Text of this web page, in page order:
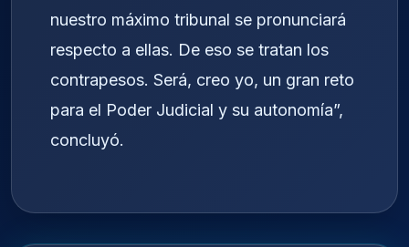
nuestro máximo tribunal se pronunciará
respecto a ellas. De eso se tratan los
contrapesos. Será, creo yo, un gran reto
para el Poder Judicial y su autonomía”,
concluyó.